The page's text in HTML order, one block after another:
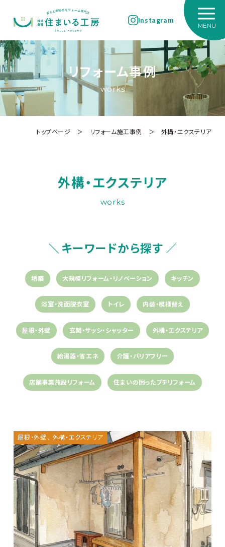
Instagram
リフォーム事例
works
トップページ ＞ リフォーム施工事例 ＞ 外構・エクステリア
外構・エクステリア
works
キーワードから探す
増築 大規模リフォーム・リノベーション キッチン
浴室・洗面脱衣室 トイレ 内装・模様替え
屋根・外壁 玄関・サッシ・シャッター 外構・エクステリア
給湯器・省エネ 介護・バリアフリー
店舗事業施設リフォーム 住まいの困ったプチリフォーム
屋根・外壁 外構・エクステリア